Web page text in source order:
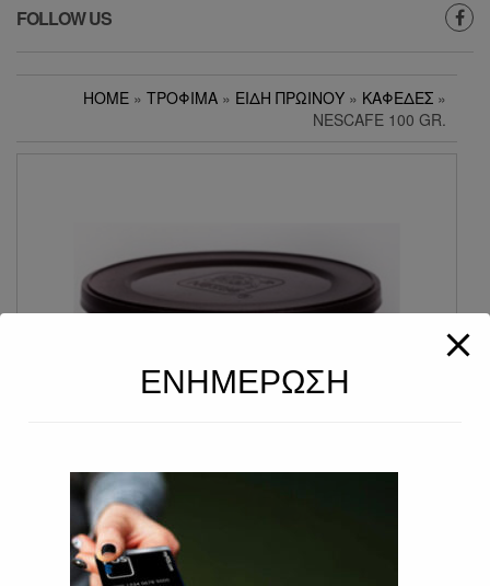
FOLLOW US
HOME » ΤΡΌΦΙΜΑ » ΕΊΔΗ ΠΡΩΙΝΟΎ » ΚΑΦΈΔΕΣ »
NESCAFE 100 GR.
ΕΝΗΜΕΡΩΣΗ